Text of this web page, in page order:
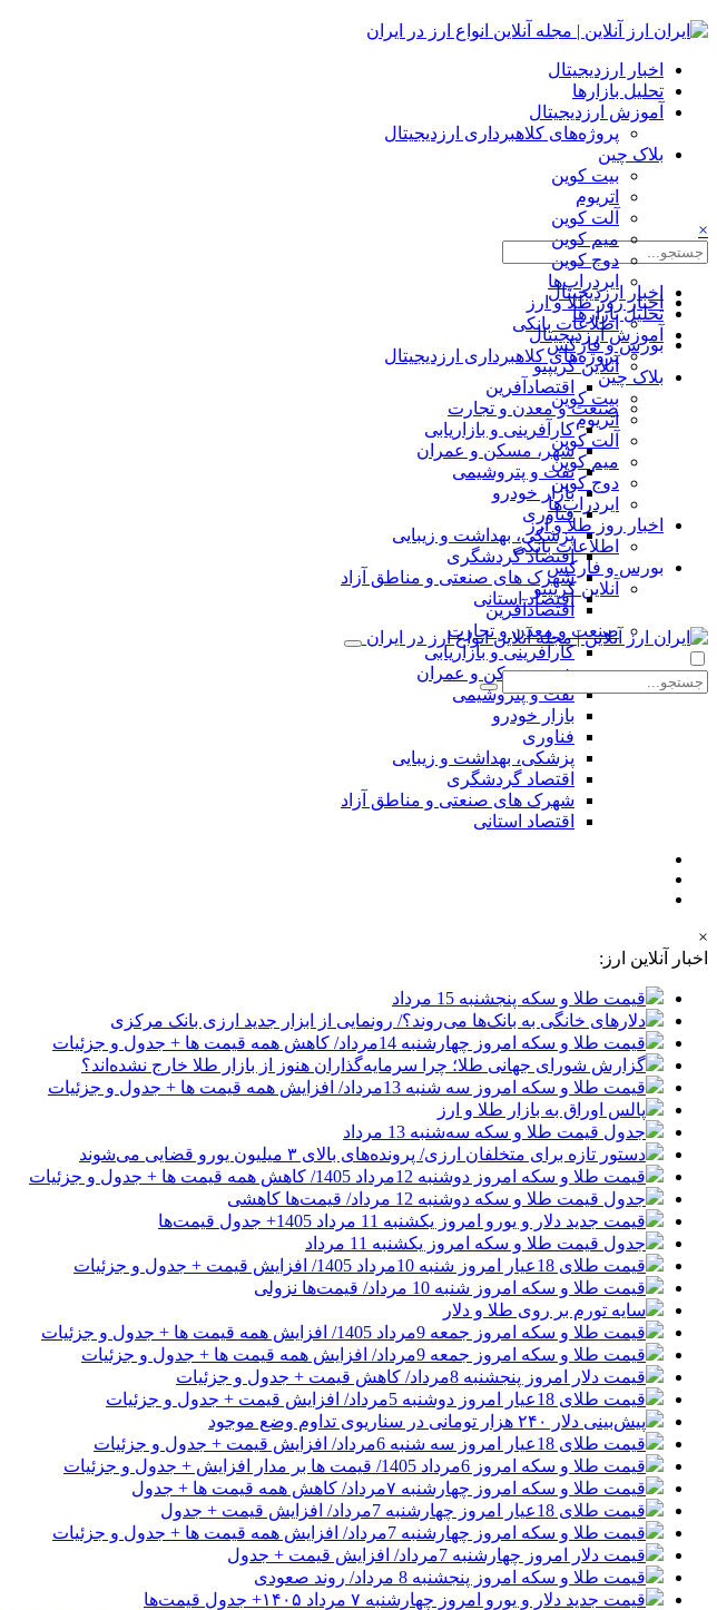
اخبار ارزدیجیتال
تحلیل بازارها
آموزش ارزدیجیتال
پروژه‌های کلاهبرداری ارزدیجیتال
بلاک چین
بیت کوین
اتریوم
آلت کوین
میم کوین‌
دوج کوین
ایردراپ‌ها
اخبار روز طلا و ارز
اطلاعات بانکی
بورس و فارکس
آنلاین کریپتو
اقتصادآفرین
صنعت و معدن و تجارت
کارآفرینی و بازاریابی
شهر، مسکن و عمران
نفت و پتروشیمی
بازار خودرو
فناوری
پزشکی، بهداشت و زیبایی
اقتصاد گردشگری
شهرک های صنعتی و مناطق آزاد
اقتصاد استانی
×
اخبار ارزدیجیتال
تحلیل بازارها
آموزش ارزدیجیتال
پروژه‌های کلاهبرداری ارزدیجیتال
بلاک چین
بیت کوین
اتریوم
آلت کوین
میم کوین‌
دوج کوین
ایردراپ‌ها
اخبار روز طلا و ارز
اطلاعات بانکی
بورس و فارکس
آنلاین کریپتو
اقتصادآفرین
صنعت و معدن و تجارت
کارآفرینی و بازاریابی
شهر، مسکن و عمران
نفت و پتروشیمی
بازار خودرو
فناوری
پزشکی، بهداشت و زیبایی
اقتصاد گردشگری
شهرک های صنعتی و مناطق آزاد
اقتصاد استانی
×
اخبار آنلاین ارز:
قیمت طلا و سکه پنجشنبه 15 مرداد
دلارهای خانگی به بانک‌ها می‌روند؟/ رونمایی از ابزار جدید ارزی بانک مرکزی
قیمت طلا و سکه امروز چهارشنبه 14مرداد/ کاهش همه قیمت ها + جدول و جزئیات
گزارش شورای جهانی طلا؛ چرا سرمایه‌گذاران هنوز از بازار طلا خارج نشده‌اند؟
قیمت طلا و سکه امروز سه شنبه 13مرداد/ افزایش همه قیمت ها + جدول و جزئیات
پالس اوراق به بازار طلا و ارز
جدول قیمت طلا و سکه سه‌شنبه 13 مرداد
دستور تازه برای متخلفان ارزی/ پرونده‌های بالای ۳ میلیون یورو قضایی می‌شوند
قیمت طلا و سکه امروز دوشنبه 12مرداد 1405/ کاهش همه قیمت ها + جدول و جزئیات
جدول قیمت طلا و سکه دوشنبه 12 مرداد/ قیمت‌ها کاهشی
قیمت جدید دلار و یورو امروز یکشنبه 11 مرداد 1405+ جدول قیمت‌ها
جدول قیمت طلا و سکه امروز یکشنبه 11 مرداد
قیمت طلای 18عیار امروز شنبه 10مرداد 1405/ افزایش قیمت + جدول و جزئیات
قیمت طلا و سکه امروز شنبه 10 مرداد/ قیمت‌ها نزولی
سایه تورم بر روی طلا و دلار
قیمت طلا و سکه امروز جمعه 9مرداد 1405/ افزایش همه قیمت ها + جدول و جزئیات
قیمت طلا و سکه امروز جمعه 9مرداد/ افزایش همه قیمت ها + جدول و جزئیات
قیمت دلار امروز پنجشنبه 8مرداد/ کاهش قیمت + جدول و جزئیات
قیمت طلای 18عیار امروز دوشنبه 5مرداد/ افزایش قیمت + جدول و جزئیات
پیش‌بینی دلار ۲۴۰ هزار تومانی در سناریوی تداوم وضع موجود
قیمت طلای 18عیار امروز سه شنبه 6مرداد/ افزایش قیمت + جدول و جزئیات
قیمت طلا و سکه امروز 6مرداد 1405/ قیمت ها بر مدار افزایش + جدول و جزئیات
قیمت طلا و سکه امروز چهارشنبه ۷مرداد/ کاهش همه قیمت ها + جدول
قیمت طلای 18عیار امروز چهارشنبه 7مرداد/ افزایش قیمت + جدول
قیمت طلا و سکه امروز چهارشنبه 7مرداد/ افزایش همه قیمت ها + جدول و جزئیات
قیمت دلار امروز چهارشنبه 7مرداد/ افزایش قیمت + جدول
قیمت طلا و سکه امروز پنجشنبه 8 مرداد/ روند صعودی
قیمت جدید دلار و یورو امروز چهارشنبه ۷ مرداد ۱۴۰۵+ جدول قیمت‌ها